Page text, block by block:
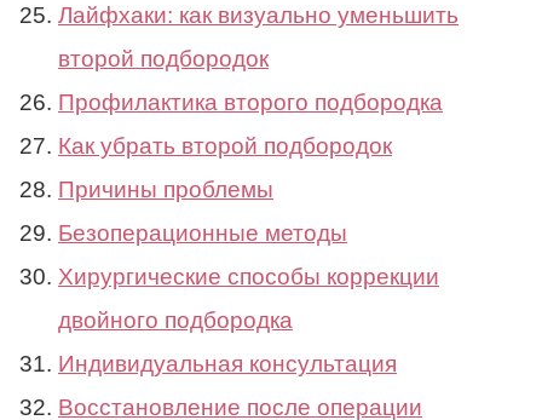
Лайфхаки: как визуально уменьшить
второй подбородок
Профилактика второго подбородка
Как убрать второй подбородок
Причины проблемы
Безоперационные методы
Хирургические способы коррекции
двойного подбородка
Индивидуальная консультация
Восстановление после операции